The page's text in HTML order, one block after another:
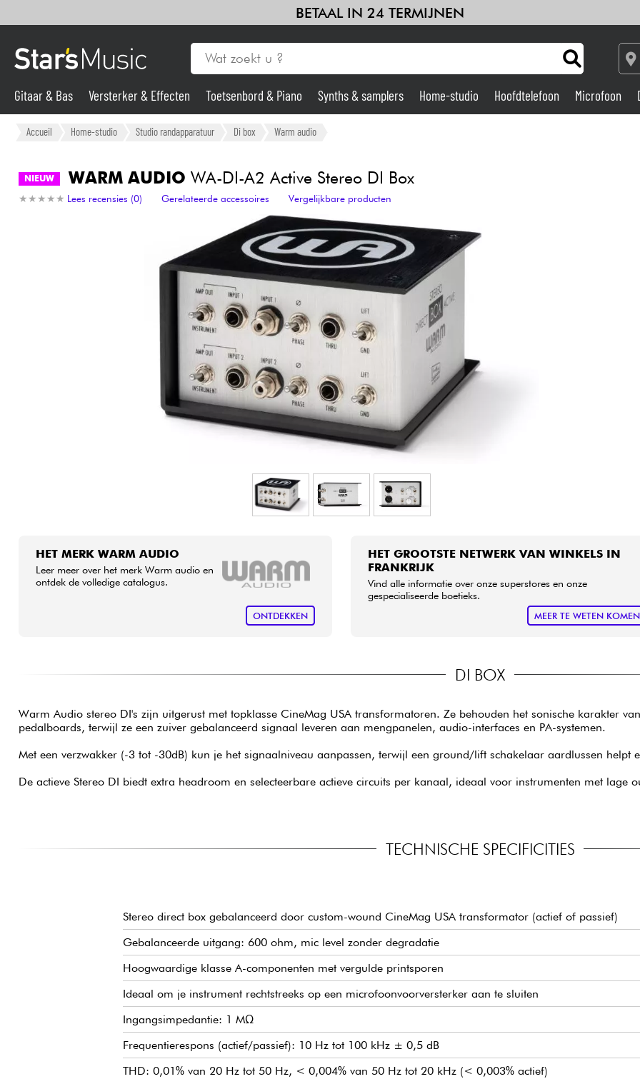
BETAAL IN 24 TERMIJNEN
Gitaar & Bas
Synths & samplers Home-studio
Drums & percussie
Kinderen
Gitaar & Bas Versterker & Effecten Toetsenbord & Piano Synths & samplers Home-studio Hoofdtelefoon Microfoon
Accueil Home-studio Studio randapparatuur Di box Warm audio
NIEUW WARM AUDIO WA-DI-A2 Active Stereo DI Box
★ ★ ★ ★ ★
★ ★ ★ ★ ★ Lees recensies (0) Gerelateerde accessoires Vergelijkbare producten
HET MERK WARM AUDIO
Leer meer over het merk Warm audio en
ontdek de volledige catalogus.
ONTDEKKEN
HET GROOTSTE NETWERK VAN WINKELS IN
FRANKRIJK
Vind alle informatie over onze superstores en onze
gespecialiseerde boetieks.
MEER TE WETEN KOMEN
DI BOX
Warm Audio stereo DI's zijn uitgerust met topklasse CineMag USA transformatoren. Ze behouden het sonische karakter
pedalboards, terwijl ze een zuiver gebalanceerd signaal leveren aan mengpanelen, audio-interfaces en PA-systemen.
Met een verzwakker (-3 tot -30dB) kun je het signaalniveau aanpassen, terwijl een ground/lift schakelaar aardlussen helpt
De actieve Stereo DI biedt extra headroom en selecteerbare actieve circuits per kanaal, ideaal voor instrumenten met lage
TECHNISCHE SPECIFICITIES
Stereo direct box gebalanceerd door custom-wound CineMag USA transformator (actief of passief)
Gebalanceerde uitgang: 600 ohm, mic level zonder degradatie
Hoogwaardige klasse A-componenten met vergulde printsporen
Ideaal om je instrument rechtstreeks op een microfoonvoorversterker aan te sluiten
Ingangsimpedantie: 1 MΩ
Frequentierespons (actief/passief): 10 Hz tot 100 kHz ± 0,5 dB
THD: 0,01% van 20 Hz tot 50 Hz, < 0,004% van 50 Hz tot 20 kHz (< 0,003% actief)